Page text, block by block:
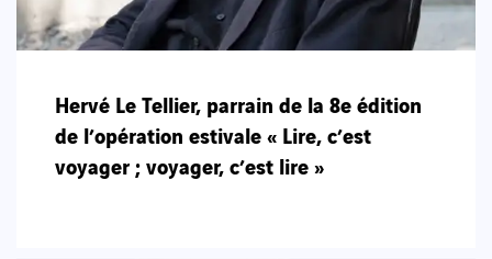
Hervé Le Tellier, parrain de la 8e édition
de l’opération estivale « Lire, c’est
voyager ; voyager, c’est lire »